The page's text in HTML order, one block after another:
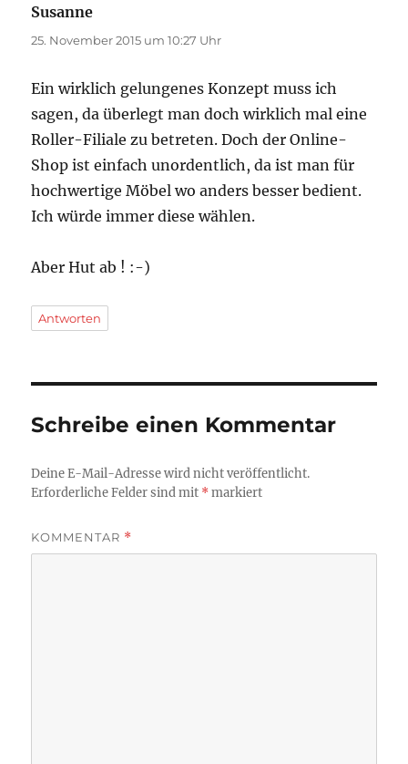
Susanne
25. November 2015 um 10:27 Uhr
Ein wirklich gelungenes Konzept muss ich
sagen, da überlegt man doch wirklich mal eine
Roller-Filiale zu betreten. Doch der Online-
Shop ist einfach unordentlich, da ist man für
hochwertige Möbel wo anders besser bedient.
Ich würde immer diese wählen.
Aber Hut ab ! :-)
Antworten
Schreibe einen Kommentar
Deine E-Mail-Adresse wird nicht veröffentlicht.
Erforderliche Felder sind mit *markiert
KOMMENTAR *